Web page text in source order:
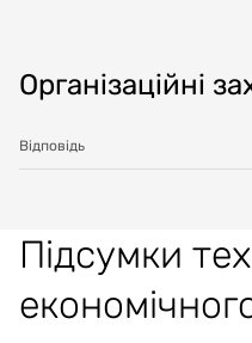
Організаційні
Відповідь
Підсумки